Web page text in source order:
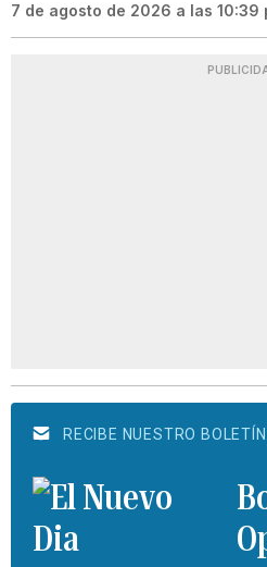
7 de agosto de 2026 a las 10:39
RECIBE NUESTRO BOLETÍN